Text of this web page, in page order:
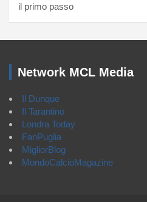
il primo passo
Network MCL Media
Il Dunque
Il Tarantino
Londra Today
FanPuglia
MigliorBlog
MondoCalcioMagazine